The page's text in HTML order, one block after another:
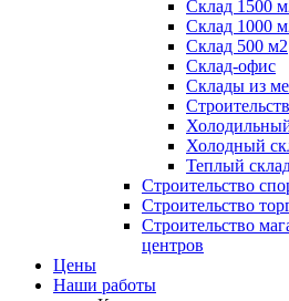
Склад 1500
Склад 1000
Склад 500 м2
Склад-офис
Склады из
Холодный
Теплый
Строительство
Строительство
Строительство
центров
Цены
Наши работы